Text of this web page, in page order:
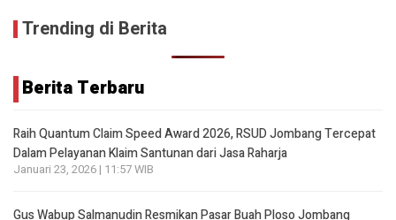
Trending di Berita
Berita Terbaru
Raih Quantum Claim Speed Award 2026, RSUD Jombang Tercepat
Dalam Pelayanan Klaim Santunan dari Jasa Raharja
Januari 23, 2026 | 11:57 WIB
Gus Wabup Salmanudin Resmikan Pasar Buah Ploso Jombang